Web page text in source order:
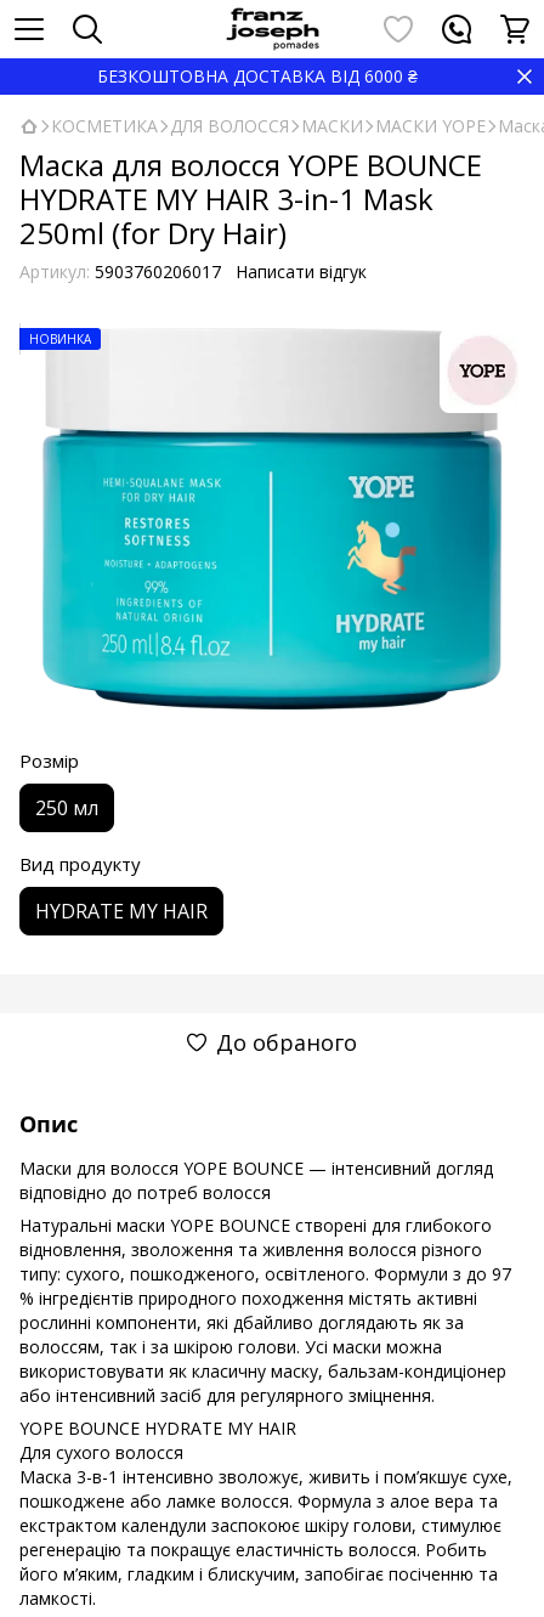
БЕЗКОШТОВНА ДОСТАВКА ВІД 6000 ₴
КОСМЕТИКА ДЛЯ ВОЛОССЯ МАСКИ МАСКИ YOPE
Маска для волосся YOPE BOUNCE
HYDRATE MY HAIR 3-in-1 Mask
250ml (for Dry Hair)
Артикул: 5903760206017 Написати відгук
НОВИНКА
Розмір
250 мл
Вид продукту
HYDRATE MY HAIR
До обраного
Опис
Маски для волосся YOPE BOUNCE — інтенсивний догляд
відповідно до потреб волосся
Натуральні маски YOPE BOUNCE створені для глибокого
відновлення, зволоження та живлення волосся різного
типу: сухого, пошкодженого, освітленого. Формули з до 97
% інгредієнтів природного походження містять активні
рослинні компоненти, які дбайливо доглядають як за
волоссям, так і за шкірою голови. Усі маски можна
використовувати як класичну маску, бальзам-кондиціонер
або інтенсивний засіб для регулярного зміцнення.
YOPE BOUNCE HYDRATE MY HAIR
Для сухого волосся
Маска 3-в-1 інтенсивно зволожує, живить і пом’якшує сухе,
пошкоджене або ламке волосся. Формула з алое вера та
екстрактом календули заспокоює шкіру голови, стимулює
регенерацію та покращує еластичність волосся. Робить
його м’яким, гладким і блискучим, запобігає посіченню та
ламкості.